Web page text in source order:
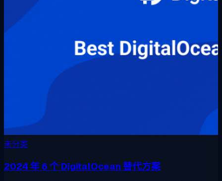
未分类
2024 年 6 个 DigitalOcean 替代方案